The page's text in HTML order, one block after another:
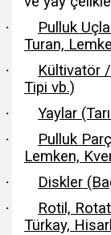
·
Pulluk
Turan,
·
Kültivatör /
Tipi vb.)
· Yaylar
·
Pulluk
Lemken,
· Diskler
·
Rotil,
Türkay,